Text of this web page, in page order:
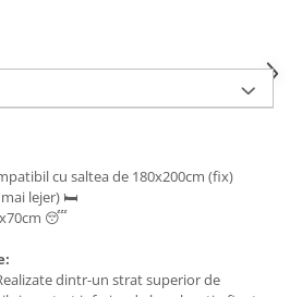
cu saltea de 180x200cm (fix)
mai lejer) 🛏️
😴
dintr-un strat superior de